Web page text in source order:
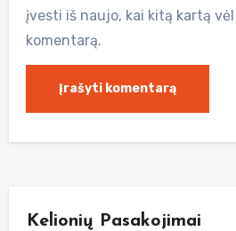
įvesti iš naujo, kai kitą kartą
komentarą.
Kelionių Pasakojimai